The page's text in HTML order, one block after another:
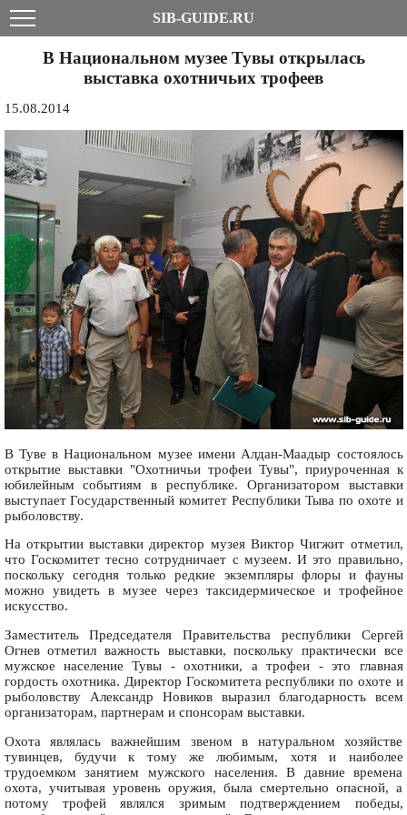
SIB-GUIDE.RU
В Национальном музее Тувы открылась
выставка охотничьих трофеев
15.08.2014
В Туве в Национальном музее имени Алдан-Маадыр состоялось
открытие выставки "Охотничьи трофеи Тувы", приуроченная к
юбилейным событиям в республике. Организатором выставки
выступает Государственный комитет Республики Тыва по охоте и
рыболовству.
На открытии выставки директор музея Виктор Чигжит отметил,
что Госкомитет тесно сотрудничает с музеем. И это правильно,
поскольку сегодня только редкие экземпляры флоры и фауны
можно увидеть в музее через таксидермическое и трофейное
искусство.
Заместитель Председателя Правительства республики Сергей
Огнев отметил важность выставки, поскольку практически все
мужское население Тувы - охотники, а трофеи - это главная
гордость охотника. Директор Госкомитета республики по охоте и
рыболовству Александр Новиков выразил благодарность всем
организаторам, партнерам и спонсорам выставки.
Охота являлась важнейшим звеном в натуральном хозяйстве
тувинцев, будучи к тому же любимым, хотя и наиболее
трудоемком занятием мужского населения. В давние времена
охота, учитывая уровень оружия, была смертельно опасной, а
потому трофей являлся зримым подтверждением победы,